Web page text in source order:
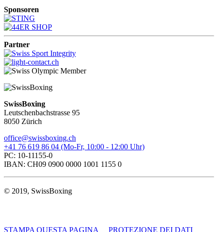
Sponsoren
Partner
SwissBoxing
Leutschenbachstrasse 95
8050 Zürich
office@swissboxing.ch
+41 76 619 86 04 (Mo-Fr, 10:00 - 12:00 Uhr)
PC: 10-11155-0
IBAN: CH09 0900 0000 1001 1155 0
© 2019, SwissBoxing
STAMPA QUESTA PAGINA PROTEZIONE DEI DATI